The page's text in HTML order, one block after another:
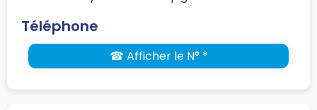
Téléphone
☎ Afficher le N° *